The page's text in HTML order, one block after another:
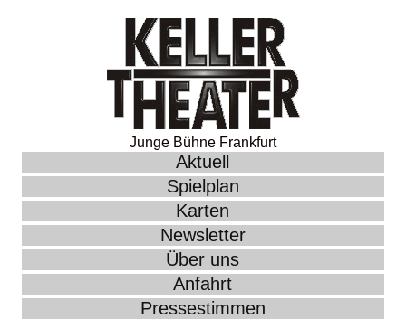
Junge Bühne Frankfurt
Aktuell
Spielplan
Karten
Newsletter
Über uns
Anfahrt
Pressestimmen